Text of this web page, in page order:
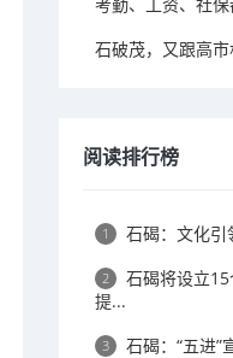
石破茂，又跟高
阅读排行榜
1 石碣：文化引
2
石碣将设立15
提...
3 石碣：“五进”